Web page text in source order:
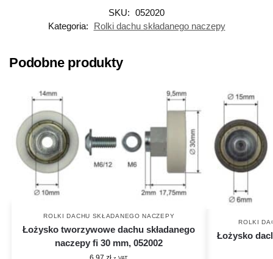
SKU: 052020
Kategoria:
Rolki dachu składanego naczepy
Podobne produkty
ROLKI DACHU SKŁADANEGO NACZEPY
Łożysko tworzywowe dachu składanego
naczepy fi 30 mm, 052002
ROLKI
Łożysko